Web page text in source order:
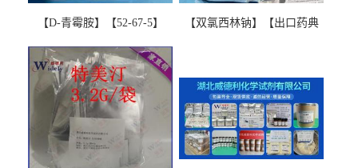
【D-青霉胺】【52-67-5】
图谱检测方法现货供应咨询
张军52-67-5
【双氯西林钠】【出口药典